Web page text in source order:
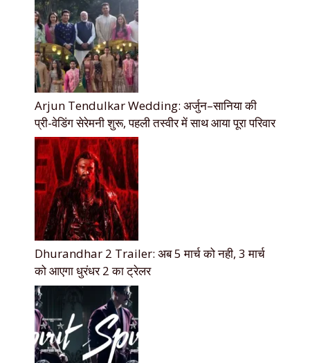
Arjun Tendulkar Wedding: अर्जुन–सानिया की
प्री-वेडिंग सेरेमनी शुरू, पहली तस्वीर में साथ आया पूरा परिवार
Dhurandhar 2 Trailer: अब 5 मार्च को नही, 3 मार्च
को आएगा धुरंधर 2 का ट्रेलर